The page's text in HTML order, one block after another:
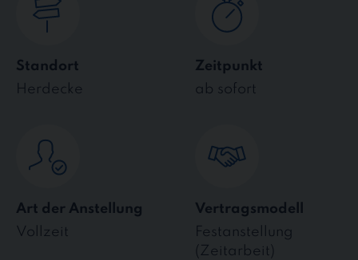
Standort
Herdecke
Zeitpunkt
ab sofort
Art der Anstellung
Vollzeit
Vertragsmodell
Festanstellung
(Zeitarbeit)